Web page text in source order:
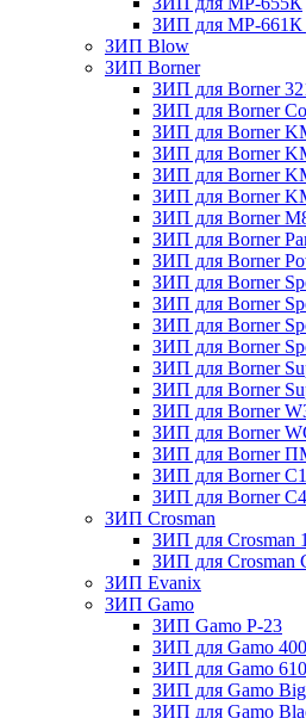
ЗИП для МР-661К
ЗИП Blow
ЗИП Borner
ЗИП для Borner
ЗИП для Borner
ЗИП для Borner
ЗИП для Borner
ЗИП для Borner
ЗИП для Borner
ЗИП для Borner
ЗИП для Borner
ЗИП для Borner
ЗИП для Borner
ЗИП для Borner
ЗИП для Borner
ЗИП для Borner
ЗИП для Borner
ЗИП для Borner
ЗИП для Borner
ЗИП для Borner
ЗИП для Borner
ЗИП для Borner
ЗИП для Borner
ЗИП Crosman
ЗИП для Crosman
ЗИП для Crosman
ЗИП Evanix
ЗИП Gamo
ЗИП Gamo P-23
ЗИП для Gamo 400
ЗИП для Gamo 610
ЗИП для Gamo
ЗИП для Gamo